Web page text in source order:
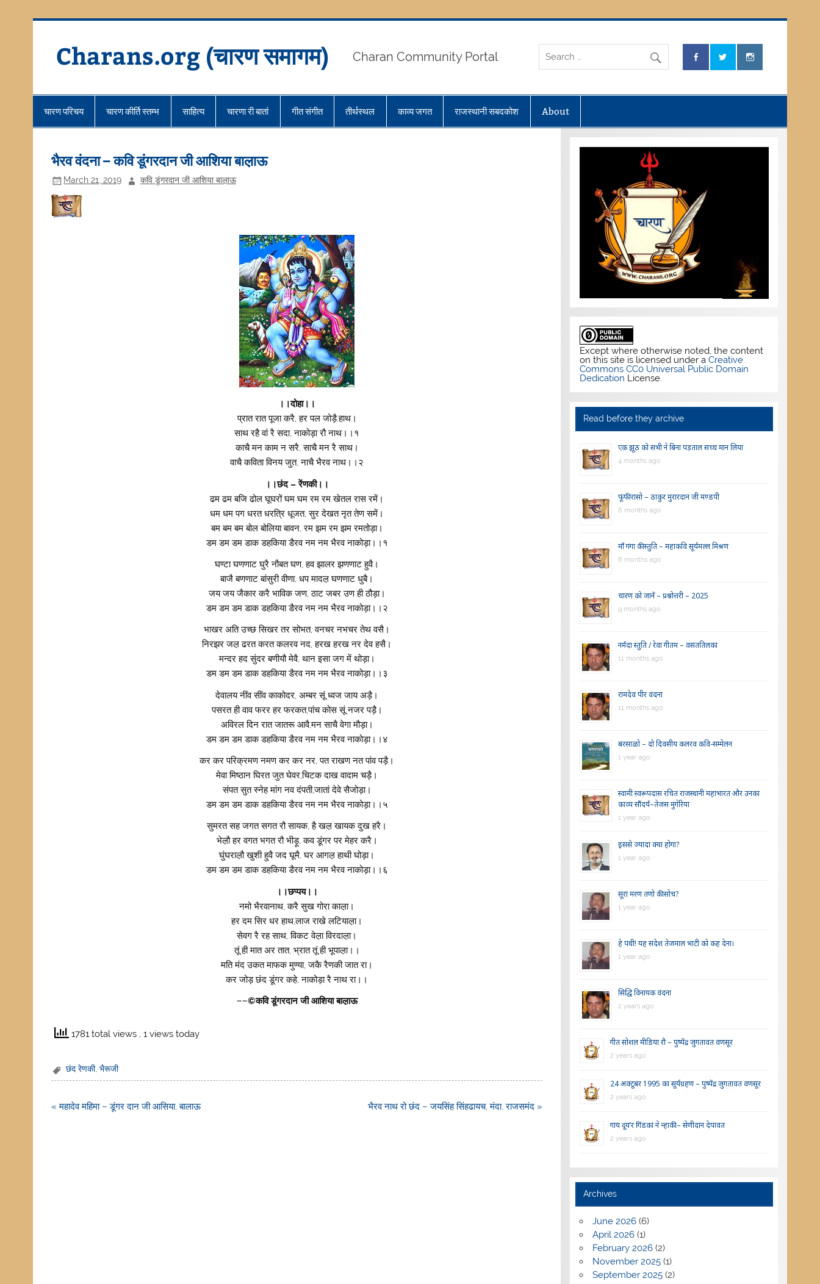
Charans.org (चारण समागम) Charan Community Portal
चारण परिचय चारण कीर्ति स्तम्भ साहित्य चारणा री बातां गीत संगीत तीर्थस्थल काव्य जगत राजस्थानी सबदकोश About
भैरव वंदना – कवि डूंगरदान जी आशिया बाल़ाऊ
March 21, 2019 कवि डूंगरदान जी आशिया बाल़ाऊ
।।दोहा।।
प्रात रात पूजा करै, हर पल जोड़ै.हाथ।
साथ रहै वां रै सदा, नाकोड़ा रौ नाथ।।१
काचै मन काम न सरै, साचै मन रै साथ।
वाचै कविता विनय जुत, नाचै भैरव नाथ।।२
।।छंद – रेंणकी।।
ढम ढम बजि ढोल घूघरों घम घम रम रम खेतल रास रमें।
धम धम पग धरत धरत्रि धूजत, सुर देखत नृत तेण समें।
बम बम बम बोल बोलिया बावन, रम झम रम झम रमतोड़ा।
डम डम डम डाक डहकिया डैरव नम नम भैरव नाकोड़ा।।१
घण्टा घणणाट घुरै नौबत घण, हव झालर झणणाट हुवै।
बाजै बणणाट बांसुरी वीणा, धप मादल़ घणणाट धुबै।
जय जय जैकार करै भाविक जण, ठाट जबर उण ही ठौड़ा।
डम डम डम डाक डहकिया डैरव नम नम भैरव नाकोड़ा।।२
भाखर अति उच्छ सिखर तर सोभत, वनचर नभचर तेथ वसै।
निरझर जल़ ढरत करत कलरव नद, हरख हरख नर देव हसै।
मन्दर हद सुंदर बणीयौ मेवै, थान इसा जग में थोड़ा।
डम डम डम डाक डहकिया डैरव नम नम भैरव नाकोड़ा।।३
देवालय नींव सींव काकोदर, अम्बर सूं ध्वज जाय अड़ै।
पसरत ही वाव फरर हर फरकत,पांच कोस सूं नजर पड़ै।
अविरल दिन रात जातरू आवै,मन साचै वेगा मौड़ा।
डम डम डम डाक डहकिया डैरव नम नम भैरव नाकोड़ा।।४
कर कर परिक्रमण नमण कर कर नर, पत राखण नत पांव पड़ै।
मेवा मिष्ठान घिरत जुत घेवर,चिटक दाख वादाम चड़ै।
संपत सुत स्नेह मांग नव दंपती,जातां देवे सैजोड़ा।
डम डम डम डाक डहकिया डैरव नम नम भैरव नाकोड़ा।।५
सुमरत सह जगत सगत रौ सायक, है खल़ खायक दुख हरै।
भेल़ौ हर वगत भगत रौ भीड़ू, कव डूंगर पर मेहर करै।
घुंघराल़ौ खुशी हुवै जद घूमै, घर आगल़ हाथी घोड़ा।
डम डम डम डाक डहकिया डैरव नम नम भैरव नाकोड़ा।।६
।।छप्पय।।
नमो भैरवानाथ, करै सुख गोरा काल़ा।
हर दम सिर धर हाथ,लाज राखे लटियाल़ा।
सेवग रै रह साथ, विकट वेल़ा विरदाल़ा।
तूं ही मात अर तात, भ्रात तूं ही भूपाल़ा।।
मति मंद उकत माफक मुण्या, जकै रैणकी जात रा।
कर जोड़ छंद डूंगर कहे, नाकोड़ा रै नाथ रा।।
~~©कवि डूंगरदान जी आशिया बाल़ाऊ
1781 total views , 1 views today
छंद रेणकी,भैरूजी
Post
« महादेव महिमा – डूंगर दान जी आसिया, बालाऊ भैरव नाथ रो छंद – जयसिंह सिंहढायच, मंदा, राजसमंद »
Except where otherwise noted, the content
on this site is licensed under a Creative
Commons CC0 Universal Public Domain
Dedication License.
Read before they archive
एक झूठ को सभी ने बिना पड़ताल सच्च मान लिया
4 months ago
फूंफी रासो – ठाकुर मुरारदान जी मण्डपी
6 months ago
माँ गंगा की स्तुति – महाकवि सूर्यमल्ल मिश्रण
6 months ago
चारण को जानें – प्रश्नोत्तरी – 2025
9 months ago
नर्मदा स्तुति / रेवा गीतम – वसंततिलका
11 months ago
रामदेव पीर वंदना
11 months ago
बरसाळो – दो दिवसीय कलरव कवि-सम्मेलन
1 year ago
स्वामी स्वरूपदास रचित राजस्थानी महाभारत और उनका
काव्य सौंदर्य–तेजस मुंगेरिया
1 year ago
इससे ज्यादा क्या होगा?
1 year ago
सूरां मरण तणो की सोच?
1 year ago
हे पंथी! यह संदेश तेजमाल भाटी को कह देना।
1 year ago
सिद्धि विनायक वंदना
2 years ago
गीत सोशल मीडिया रौ – पुष्पेंद्र जुगतावत वणसूर
2 years ago
24 अक्टूबर 1995 का सूर्यग्रहण – पुष्पेंद्र जुगतावत वणसूर
2 years ago
गाय दूय’र गिंडकां ने न्हाकी – सेणीदान देपावत
2 years ago
Archives
June 2026(6)
April 2026(1)
February 2026(2)
November 2025(1)
September 2025(2)